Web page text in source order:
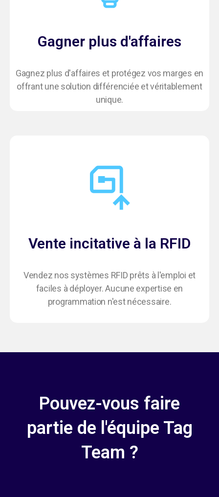
Gagner plus d'affaires
Gagnez plus d'affaires et protégez vos marges en
offrant une solution différenciée et véritablement
unique.
Vente incitative à la RFID
Vendez nos systèmes RFID prêts à l'emploi et
faciles à déployer. Aucune expertise en
programmation n'est nécessaire.
Pouvez-vous faire
partie de l'équipe Tag
Team ?